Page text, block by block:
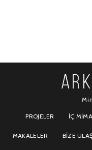
PROJELER İÇ
MAKALELER BIZE